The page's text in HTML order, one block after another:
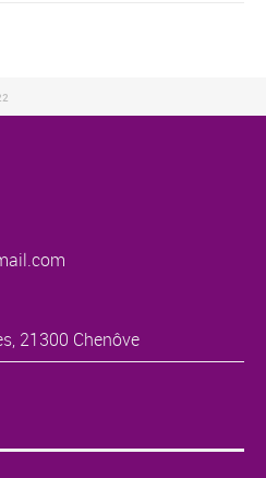
21300 Chenôve